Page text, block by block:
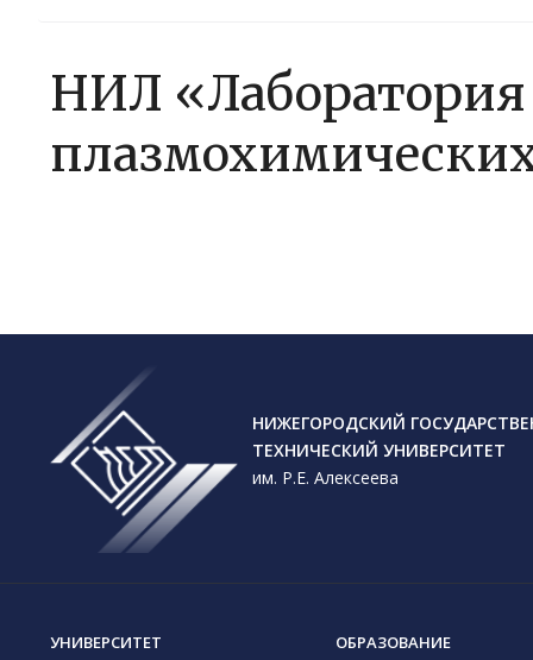
НИЛ
НИЖЕГОРОДСКИЙ
ТЕХНИЧЕСКИЙ УНИВЕРСИТЕТ
им. Р.Е. Алексеева
УНИВЕРСИТЕТ ОБРАЗОВАНИЕ